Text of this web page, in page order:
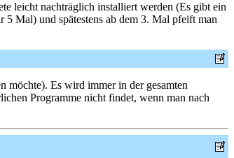
leicht nachträglich installiert werden (Es gibt ein
5 Mal) und spätestens ab dem 3. Mal pfeift man
möchte). Es wird immer in der gesamten
Programme nicht findet, wenn man nach